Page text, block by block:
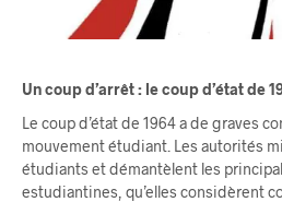
Un coup d’arrêt : le coup d’état de
Le coup d’état de 1964 a de graves
mouvement étudiant. Les autorités
étudiants et démantèlent les
estudiantines, qu’elles considèrent